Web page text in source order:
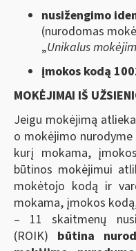
nusižengimo
(nurodomas
„Unikalus
įmokos kodą
MOKĖJIMAI IŠ
Jeigu mokėjimą
o mokėjimo
kurį mokama,
būtinos mokėjimui
mokėtojo kodą ir
mokama, įmokos
– 11 skaitmenų
(ROIK) būtina